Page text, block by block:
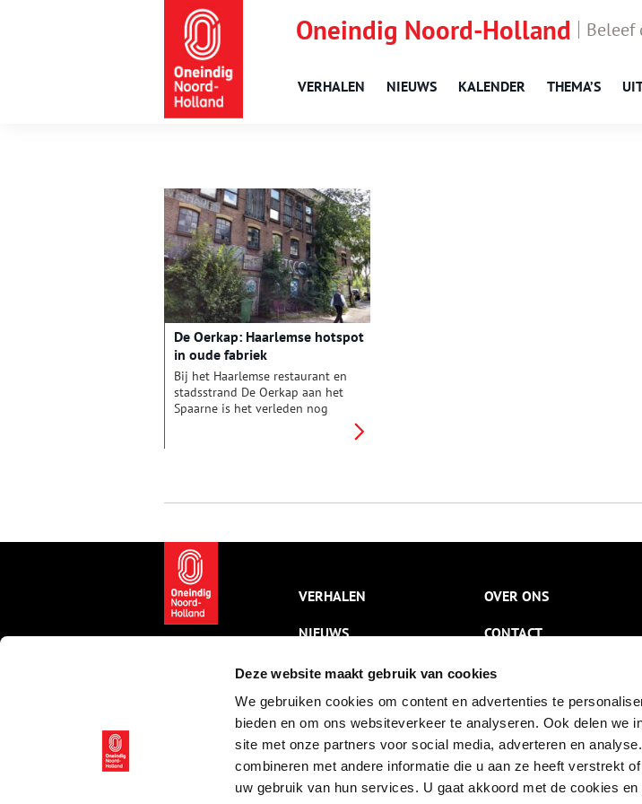
Deze website maakt gebruik van cookies
We gebruiken cookies om content en advertenties te
bieden en om ons websiteverkeer te analyseren. Ook delen we
site met onze partners voor social media, adverteren en
combineren met andere informatie die u aan ze heeft verstrekt
uw gebruik van hun services. U gaat akkoord met de cookies en
Oneindig Noord-Holland Beleef
VERHALEN NIEUWS KALENDER THEMA’S
De Oerkap: Haarlemse hotspot
in oude fabriek
Bij het Haarlemse restaurant en
stadsstrand De Oerkap aan het
Spaarne is het verleden nog
VERHALEN
NIEUWS
KALENDER
THEMA’S
ACTIVITEITEN
VIDEO’S
OVER ONS
CONTACT
NIEUWSBRIEF
DISCLAIMER
PRIVACY
TOEGANKELIJKHEID